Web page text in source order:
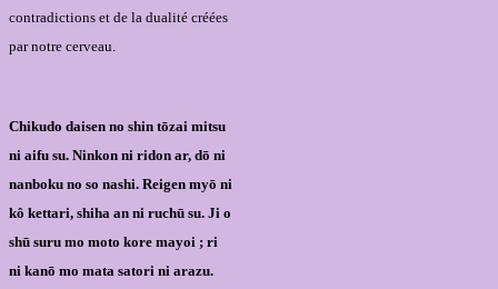
contradictions et de la dualité créées
par notre cerveau.
Chikudo daisen no shin tōzai mitsu
ni aifu su. Ninkon ni ridon ar, dō ni
nanboku no so nashi. Reigen myō ni
kô kettari, shiha an ni ruchū su. Ji o
shū suru mo moto kore mayoi ; ri
ni kanō mo mata satori ni arazu.